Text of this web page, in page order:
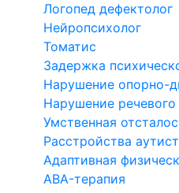
Логопед дефектолог
Нейропсихолог
Томатис
Задержка
Нарушение опорно-
Нарушение речевого
Умственная
Расстройства
Адаптивная
ABA-терапия